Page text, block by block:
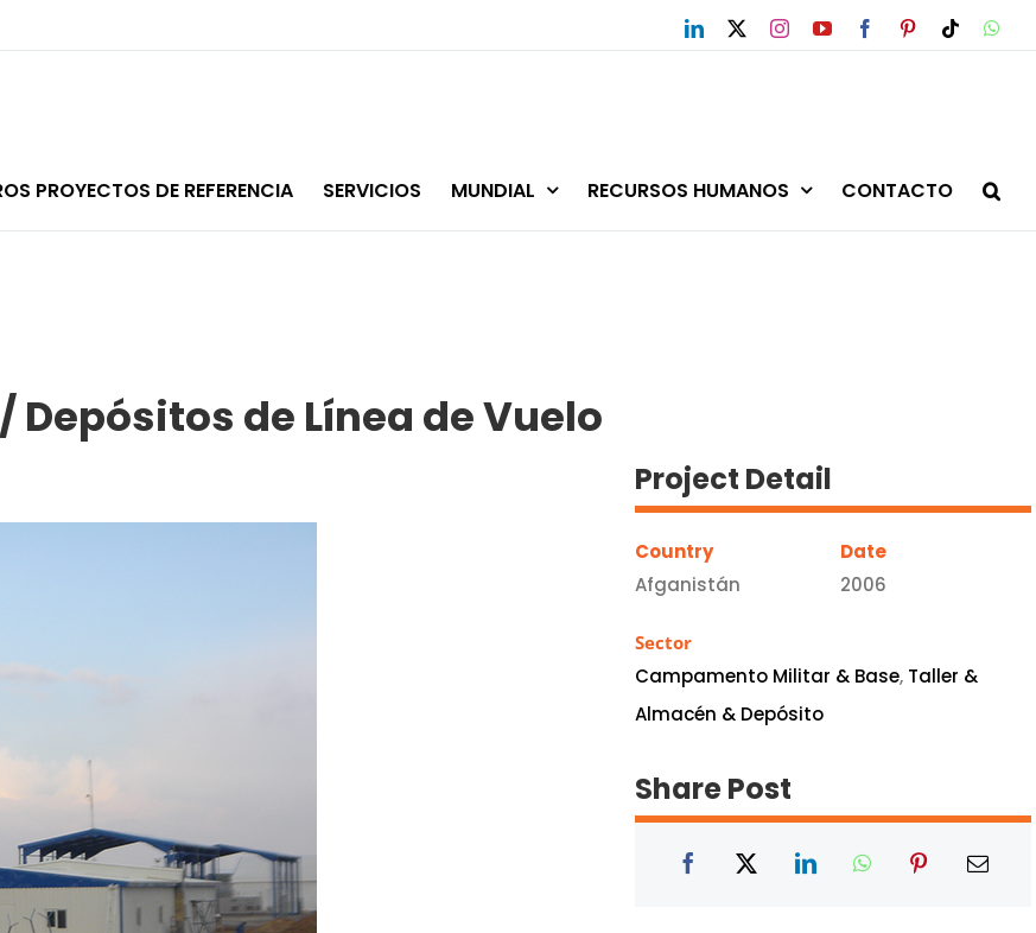
LinkedIn InstagramYouTubeFacebookPinterestTiktok
PROYECTOS DE REFERENCIA SERVICIOS MUNDIAL RECURSOS HUMANOS CONTACTO
Depósitos de Línea de Vuelo
Project Detail
Country
Afganistán
Date
2006
Sector
Campamento Militar & Base, Taller &
Almacén & Depósito
Share Post